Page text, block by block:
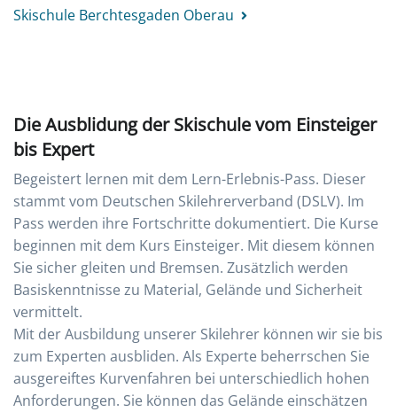
Skischule Berchtesgaden Oberau
Die Ausblidung der Skischule vom Einsteiger
bis Expert
Begeistert lernen mit dem Lern-Erlebnis-Pass. Dieser
stammt vom Deutschen Skilehrerverband (DSLV). Im
Pass werden ihre Fortschritte dokumentiert. Die Kurse
beginnen mit dem Kurs Einsteiger. Mit diesem können
Sie sicher gleiten und Bremsen. Zusätzlich werden
Basiskenntnisse zu Material, Gelände und Sicherheit
vermittelt.
Mit der Ausbildung unserer Skilehrer können wir sie bis
zum Experten ausbliden. Als Experte beherrschen Sie
ausgereiftes Kurvenfahren bei unterschiedlich hohen
Anforderungen. Sie können das Gelände einschätzen